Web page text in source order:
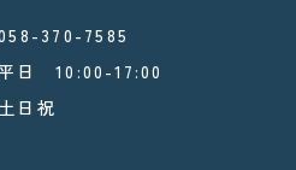
370-7585
日 10:00-17:00
土日祝